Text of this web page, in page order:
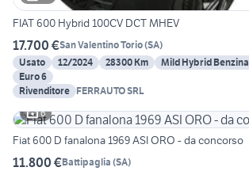
FIAT 600 Hybrid 100CV DCT MHEV
17.700 €San Valentino Torio(SA)
Usato
12/2024 28300 Km Mild Hybrid Benzina
Euro 6
Rivenditore FERRAUTO SRL
6
Fiat 600 D fanalona 1969 ASI ORO - da concorso
11.800 €Battipaglia (SA)